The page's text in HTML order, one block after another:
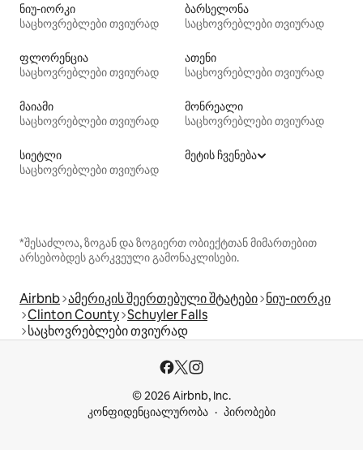
ნიუ-იორკი
საცხოვრებლები თვიურად
ბარსელონა
საცხოვრებლები თვიურად
ფლორენცია
საცხოვრებლები თვიურად
ათენი
საცხოვრებლები თვიურად
მაიამი
საცხოვრებლები თვიურად
მონრეალი
საცხოვრებლები თვიურად
სიეტლი
საცხოვრებლები თვიურად
მეტის ჩვენება
*შესაძლოა, ზოგან და ზოგიერთ ობიექტთან მიმართებით
არსებობდეს გარკვეული გამონაკლისები.
Airbnb ამერიკის შეერთებული შტატები ნიუ-იორკი
Clinton County Schuyler Falls
საცხოვრებლები თვიურად
© 2026 Airbnb, Inc.
კონფიდენციალურობა
პირობები